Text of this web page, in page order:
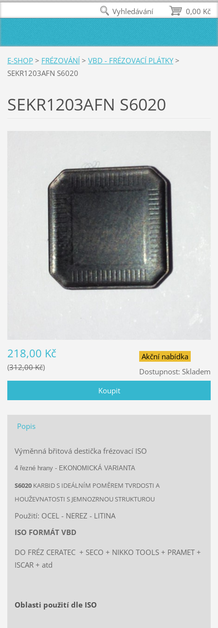
E-SHOP > FRÉZOVÁNÍ > VBD - FRÉZOVACÍ PLÁTKY >
SEKR1203AFN S6020
SEKR1203AFN S6020
Akční nabídka
Dostupnost: Skladem
218,00 Kč
312,00 Kč
Popis
Výměnná břitová destička frézovací ISO
4 řezné hrany - EKONOMICKÁ VARIANTA
S6020 KARBID S IDEÁLNÍM POMĚREM TVRDOSTI A
HOUŽEVNATOSTI S JEMNOZRNOU STRUKTUROU
Použití: OCEL - NEREZ - LITINA
ISO FORMÁT VBD
DO FRÉZ CERATEC + SECO + NIKKO TOOLS + PRAMET +
ISCAR + atd
Oblasti použití dle ISO
0,00 Kč
Vyhledávání